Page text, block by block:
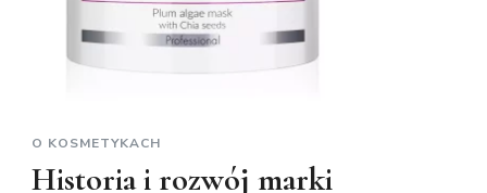
O KOSMETYKACH
Historia i rozwój marki